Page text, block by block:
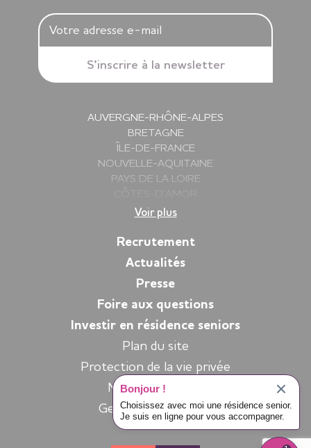
AUVERGNE-RHÔNE-ALPES
BRETAGNE
ÎLE-DE-FRANCE
NOUVELLE-AQUITAINE
PAYS DE LA LOIRE
DEUX-SÈVRES
GIRONDE
HAUTE-SAVOIE
ISÈRE
LOIRE
LOIRE-ATLANTIQUE
MORBIHAN
PYRÉNÉES-ATLANTIQUES
SARTHE
VENDÉE
YVELINES
Voir plus
Recrutement
Actualités
Presse
Foire aux questions
Investir en résidence seniors
Plan du site
Protection de la vie privée
Mentions légales
Gestion des cookies
Bonjour !
Choisissez avec moi une résidence senior.
Je suis en ligne pour vous accompagner.